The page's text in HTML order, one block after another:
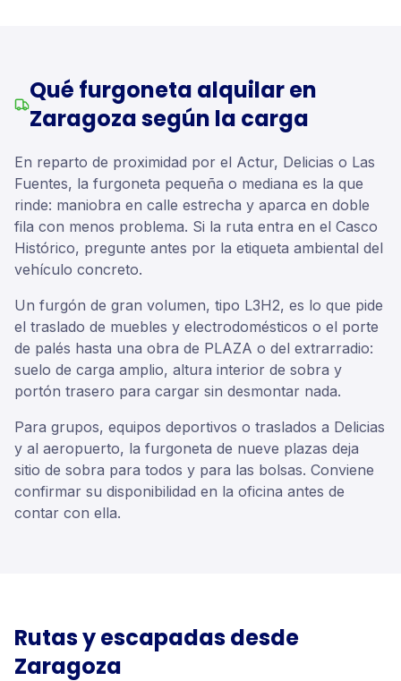
Qué furgoneta alquilar en
Zaragoza según la carga
En reparto de proximidad por el Actur, Delicias o Las
Fuentes, la furgoneta pequeña o mediana es la que
rinde: maniobra en calle estrecha y aparca en doble
fila con menos problema. Si la ruta entra en el Casco
Histórico, pregunte antes por la etiqueta ambiental del
vehículo concreto.
Un furgón de gran volumen, tipo L3H2, es lo que pide
el traslado de muebles y electrodomésticos o el porte
de palés hasta una obra de PLAZA o del extrarradio:
suelo de carga amplio, altura interior de sobra y
portón trasero para cargar sin desmontar nada.
Para grupos, equipos deportivos o traslados a Delicias
y al aeropuerto, la furgoneta de nueve plazas deja
sitio de sobra para todos y para las bolsas. Conviene
confirmar su disponibilidad en la oficina antes de
contar con ella.
Rutas y escapadas desde
Zaragoza